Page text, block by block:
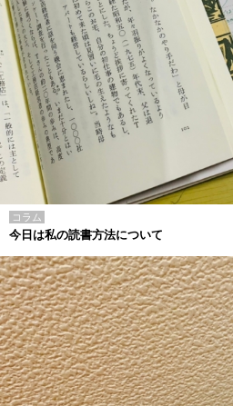
コラム
今日は私の読書方法について